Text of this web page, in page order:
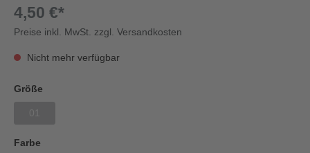
4,50 €*
Preise inkl. MwSt. zzgl. Versandkosten
Nicht mehr verfügbar
Größe
Farbe